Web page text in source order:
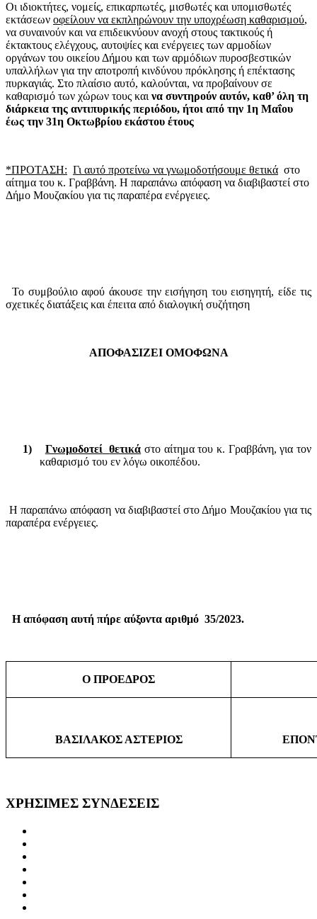
Οι ιδιοκτήτες, νομείς, επικαρπωτές, μισθωτές και υπομισθωτές
εκτάσεων οφείλουν να εκπληρώνουν την υποχρέωση καθαρισμού,
να συναινούν και να επιδεικνύουν ανοχή στους τακτικούς ή
έκτακτους ελέγχους, αυτοψίες και ενέργειες των αρμοδίων
οργάνων του οικείου Δήμου και των αρμόδιων πυροσβεστικών
υπαλλήλων για την αποτροπή κινδύνου πρόκλησης ή επέκτασης
πυρκαγιάς. Στο πλαίσιο αυτό, καλούνται, να προβαίνουν σε
καθαρισμό των χώρων τους και να συντηρούν αυτόν, καθ’ όλη τη
διάρκεια της αντιπυρικής περιόδου, ήτοι από την 1η Μαΐου
έως την 31η Οκτωβρίου εκάστου έτους
*ΠΡΟΤΑΣΗ: Γι αυτό προτείνω να γνωμοδοτήσουμε θετικά στο
αίτημα του κ. Γραββάνη. Η παραπάνω απόφαση να διαβιβαστεί στο
Δήμο Μουζακίου για τις παραπέρα ενέργειες.
Το συμβούλιο αφού άκουσε την εισήγηση του εισηγητή, είδε τις
σχετικές διατάξεις και έπειτα από διαλογική συζήτηση
ΑΠΟΦΑΣΙΖΕΙ ΟΜΟΦΩΝΑ
1) Γνωμοδοτεί θετικά στο αίτημα του κ. Γραββάνη, για τον
καθαρισμό του εν λόγω οικοπέδου.
Η παραπάνω απόφαση να διαβιβαστεί στο Δήμο Μουζακίου για τις
παραπέρα ενέργειες.
Η απόφαση αυτή πήρε αύξοντα αριθμό 35/2023.
Ο ΠΡΟΕΔΡΟΣ
ΒΑΣΙΛΑΚΟΣ ΑΣΤΕΡΙΟΣ
ΧΡΗΣΙΜΕΣ ΣΥΝΔΕΣΕΙΣ